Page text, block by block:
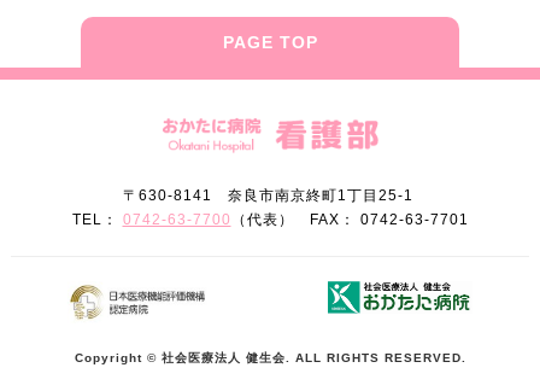
PAGE TOP
〒630-8141 奈良市南京終町1丁目25-1
TEL： 0742-63-7700 （代表） FAX： 0742-63-7701
Copyright © 社会医療法人 健生会. ALL RIGHTS RESERVED.